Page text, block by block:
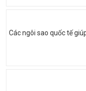
Các ngôi sao quốc tế